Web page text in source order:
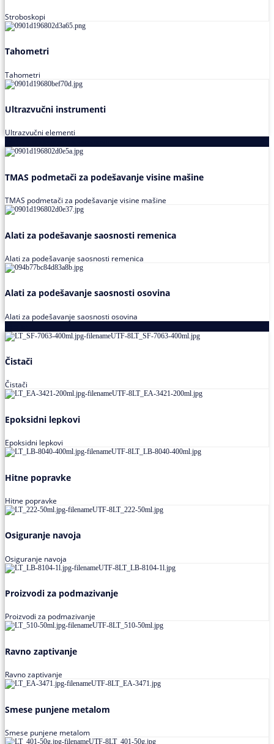
Stroboskopi
Tahometri
Tahometri
Ultrazvučni instrumenti
Ultrazvučni elementi
TMAS podmetači za podešavanje visine mašine
TMAS podmetači za podešavanje visine mašine
Alati za podešavanje saosnosti remenica
Alati za podešavanje saosnosti remenica
Alati za podešavanje saosnosti osovina
Alati za podešavanje saosnosti osovina
Čistači
Čistači
Epoksidni lepkovi
Epoksidni lepkovi
Hitne popravke
Hitne popravke
Osiguranje navoja
Osiguranje navoja
Proizvodi za podmazivanje
Proizvodi za podmazivanje
Ravno zaptivanje
Ravno zaptivanje
Smese punjene metalom
Smese punjene metalom